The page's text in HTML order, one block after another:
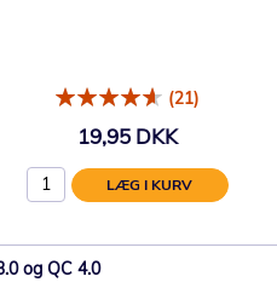
(21)
19,95 DKK
LÆG I KURV
og QC 4.0